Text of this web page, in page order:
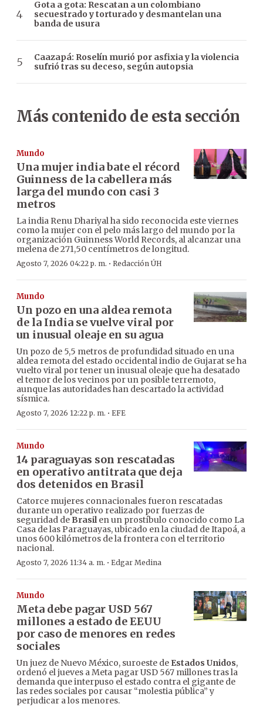
Gota a gota: Rescatan a un colombiano
secuestrado y torturado y desmantelan una
banda de usura
Caazapá: Roselín murió por asfixia y la violencia
sufrió tras su deceso, según autopsia
Más contenido de esta sección
Mundo
Una mujer india bate el récord
Guinness de la cabellera más
larga del mundo con casi 3
metros
La india Renu Dhariyal ha sido reconocida este viernes
como la mujer con el pelo más largo del mundo por la
organización Guinness World Records, al alcanzar una
melena de 271,50 centímetros de longitud.
Agosto 7, 2026 04:22 p. m. · Redacción ÚH
Mundo
Un pozo en una aldea remota
de la India se vuelve viral por
un inusual oleaje en su agua
Un pozo de 5,5 metros de profundidad situado en una
aldea remota del estado occidental indio de Gujarat se ha
vuelto viral por tener un inusual oleaje que ha desatado
el temor de los vecinos por un posible terremoto,
aunque las autoridades han descartado la actividad
sísmica.
Agosto 7, 2026 12:22 p. m. · EFE
Mundo
14 paraguayas son rescatadas
en operativo antitrata que deja
dos detenidos en Brasil
Catorce mujeres connacionales fueron rescatadas
durante un operativo realizado por fuerzas de
seguridad de Brasilen un prostíbulo conocido como La
Casa de las Paraguayas, ubicado en la ciudad de Itapoá, a
unos 600 kilómetros de la frontera con el territorio
nacional.
Agosto 7, 2026 11:34 a. m. · Edgar Medina
Mundo
Meta debe pagar USD 567
millones a estado de EEUU
por caso de menores en redes
sociales
Un juez de Nuevo México, suroeste de Estados Unidos,
ordenó el jueves a Meta pagar USD 567 millones tras la
demanda que interpuso el estado contra el gigante de
las redes sociales por causar “molestia pública” y
perjudicar a los menores.